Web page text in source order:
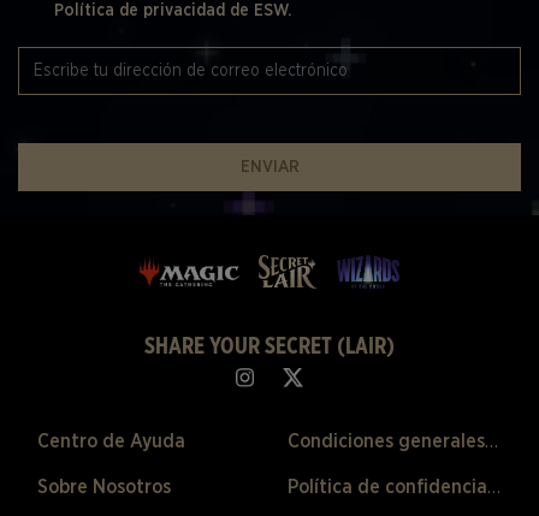
Política de privacidad de ESW.
ENVIAR
SHARE YOUR SECRET (LAIR)
Centro de Ayuda
Sobre Nosotros
Condiciones generales de venta
Política de confidencialidad